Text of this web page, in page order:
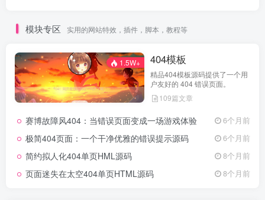
模块专区 实用的网站特效，插件，脚本，教程等
1.5W+ 404模板
精品404模板源码提供了一个用
户友好的 404 错误页面。
109篇文章
赛博故障风404：当错误页面变成一场游戏体验 6个月前
极简404页面：一个干净优雅的错误提示源码 6个月前
简约拟人化404单页HML源码 8个月前
页面迷失在太空404单页HTML源码 8个月前